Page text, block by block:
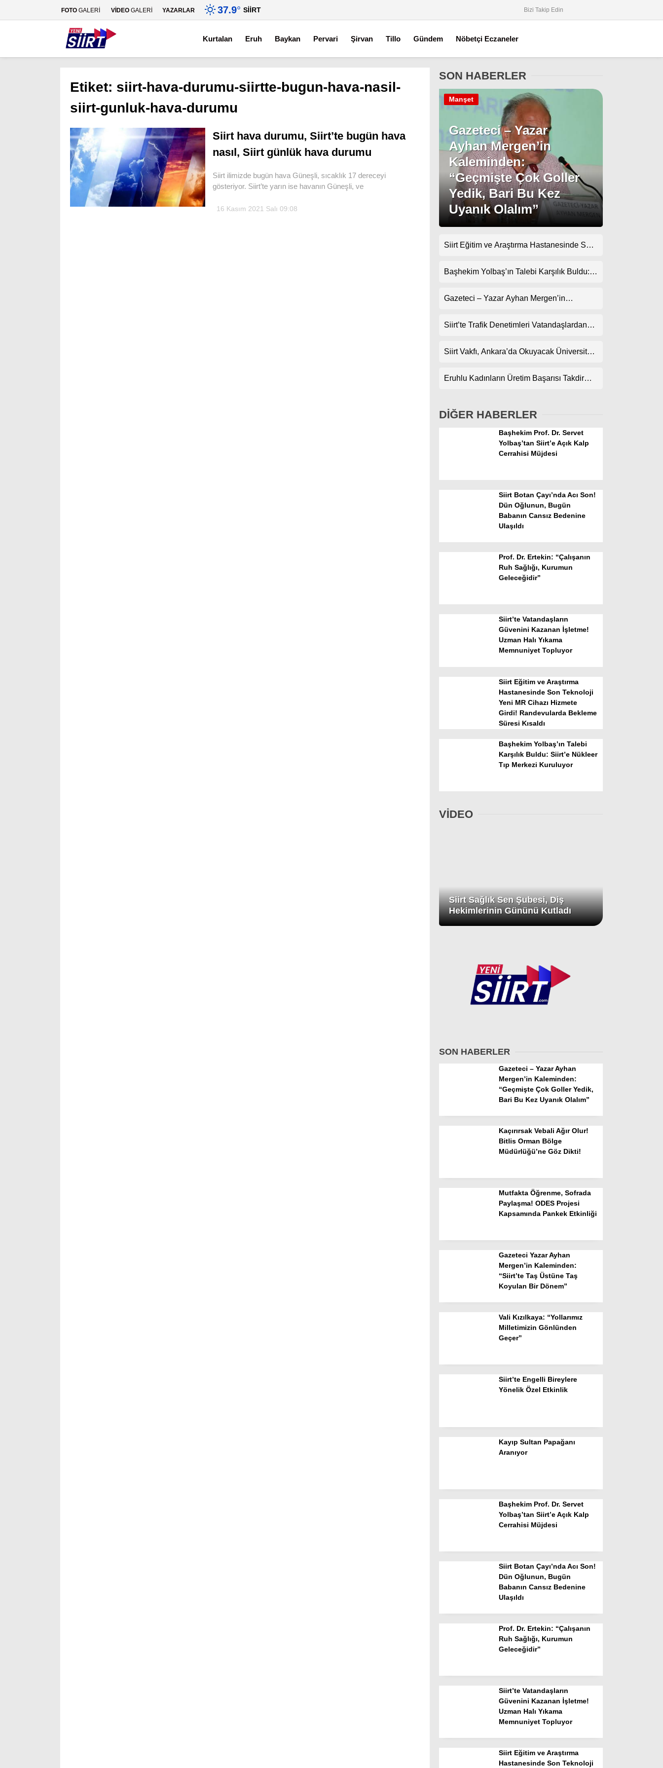
Gündem
Spor
Magazin
Instagram
FOTO GALERİ VİDEO GALERİ YAZARLAR 37.9° SIIRT Bizi Takip Edin
Kurtalan Eruh Baykan Pervari Şirvan Tillo Gündem Nöbetçi Eczaneler
Etiket: siirt-hava-durumu-siirtte-bugun-hava-nasil-
siirt-gunluk-hava-durumu
Siirt hava durumu, Siirt’te bugün hava
nasıl, Siirt günlük hava durumu
Siirt ilimizde bugün hava Güneşli, sıcaklık 17 dereceyi
gösteriyor. Siirt’te yarın ise havanın Güneşli, ve
16 Kasım 2021 Salı 09:08
SON HABERLER
Gazeteci – Yazar
Ayhan Mergen’in
Kaleminden:
“Geçmişte Çok Goller
Yedik, Bari Bu Kez
Uyanık Olalım”
Manşet
Siirt Eğitim ve Araştırma Hastanesinde Son
Randevularda Bekleme Süresi Kısaldı
Başhekim Yolbaş’ın Talebi Karşılık Buldu:
Gazeteci – Yazar Ayhan Mergen’in
Kuralları”
Siirt’te Trafik Denetimleri Vatandaşlardan
Siirt Vakfı, Ankara’da Okuyacak Üniversite
Eruhlu Kadınların Üretim Başarısı Takdir
DİĞER HABERLER
Başhekim Prof. Dr. Servet
Yolbaş’tan Siirt’e Açık Kalp
Cerrahisi Müjdesi
Siirt Botan Çayı’nda Acı Son!
Dün Oğlunun, Bugün
Babanın Cansız Bedenine
Ulaşıldı
Prof. Dr. Ertekin: “Çalışanın
Ruh Sağlığı, Kurumun
Geleceğidir”
Siirt’te Vatandaşların
Güvenini Kazanan İşletme!
Uzman Halı Yıkama
Memnuniyet Topluyor
Siirt Eğitim ve Araştırma
Hastanesinde Son Teknoloji
Yeni MR Cihazı Hizmete
Girdi! Randevularda Bekleme
Süresi Kısaldı
Başhekim Yolbaş’ın Talebi
Karşılık Buldu: Siirt’e Nükleer
Tıp Merkezi Kuruluyor
VİDEO
Siirt Sağlık Sen Şubesi, Diş
Hekimlerinin Gününü Kutladı
SON HABERLER
Gazeteci – Yazar Ayhan
Mergen’in Kaleminden:
“Geçmişte Çok Goller Yedik,
Bari Bu Kez Uyanık Olalım”
Kaçırırsak Vebali Ağır Olur!
Bitlis Orman Bölge
Müdürlüğü’ne Göz Dikti!
Mutfakta Öğrenme, Sofrada
Paylaşma! ODES Projesi
Kapsamında Pankek Etkinliği
Gazeteci Yazar Ayhan
Mergen’in Kaleminden:
“Siirt’te Taş Üstüne Taş
Koyulan Bir Dönem”
Vali Kızılkaya: “Yollarımız
Milletimizin Gönlünden
Geçer”
Siirt’te Engelli Bireylere
Yönelik Özel Etkinlik
Kayıp Sultan Papağanı
Aranıyor
Başhekim Prof. Dr. Servet
Yolbaş’tan Siirt’e Açık Kalp
Cerrahisi Müjdesi
Siirt Botan Çayı’nda Acı Son!
Dün Oğlunun, Bugün
Babanın Cansız Bedenine
Ulaşıldı
Prof. Dr. Ertekin: “Çalışanın
Ruh Sağlığı, Kurumun
Geleceğidir”
Siirt’te Vatandaşların
Güvenini Kazanan İşletme!
Uzman Halı Yıkama
Memnuniyet Topluyor
Siirt Eğitim ve Araştırma
Hastanesinde Son Teknoloji